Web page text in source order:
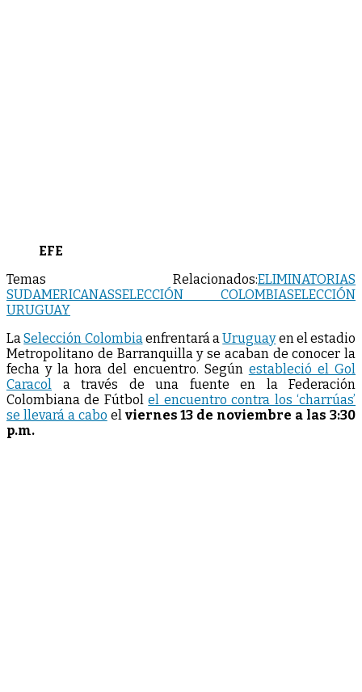
EFE
Temas Relacionados:ELIMINATORIAS
SUDAMERICANASSELECCIÓN COLOMBIASELECCIÓN
URUGUAY
LaSelección Colombia enfrentará aUruguayen el estadio
Metropolitano de Barranquilla y se acaban de conocer la
fecha y la hora del encuentro. Según estableció el Gol
Caracol
a través de una fuente en la Federación
Colombiana de Fútbolel encuentro contra los ‘charrúas’
se llevará a cabo el viernes 13 de noviembre a las 3:30
p.m.